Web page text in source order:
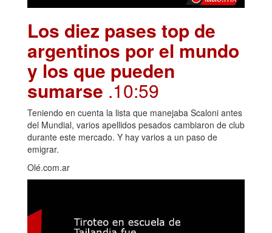
Los diez pases top de
argentinos por el mundo
y los que pueden
sumarse .10:59
Teniendo en cuenta la lista que manejaba Scaloni antes
del Mundial, varios apellidos pesados cambiaron de club
durante este mercado. Y hay varios a un paso de
emigrar.
Olé.com.ar